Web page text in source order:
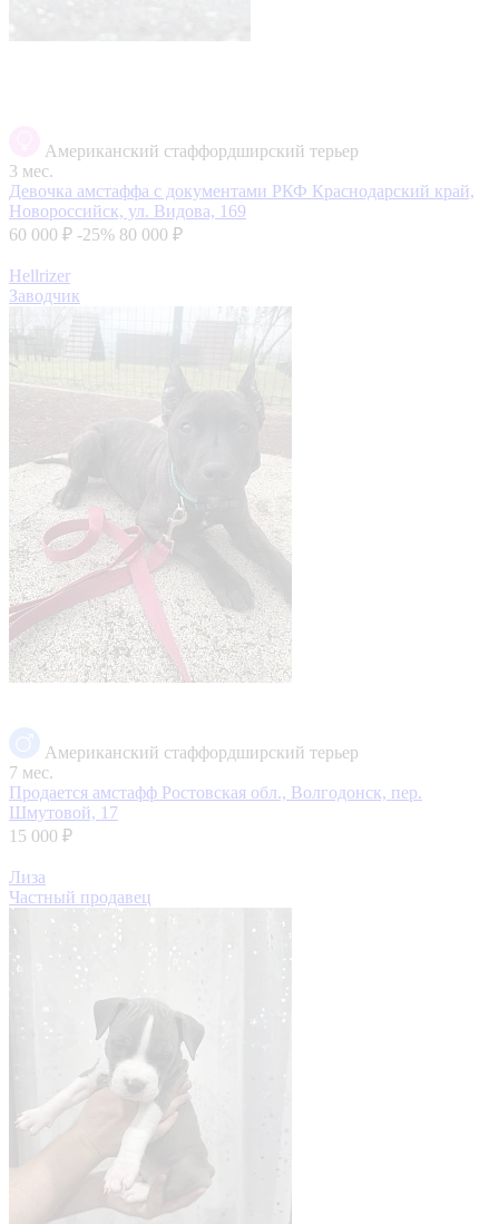
Американский стаффордширский терьер
3 мес.
Девочка амстаффа с документами РКФ Краснодарский край,
Новороссийск, ул. Видова, 169
60 000 ₽ -25% 80 000 ₽
Hellrizer
Заводчик
Американский стаффордширский терьер
7 мес.
Продается амстафф Ростовская обл., Волгодонск, пер.
Шмутовой, 17
15 000 ₽
Лиза
Частный продавец